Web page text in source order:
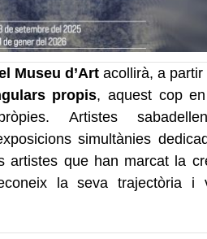
Museu d’Art acollirà, a partir
propis, aquest cop
Artistes
simultànies
artistes que han marcat la
la seva trajectòria i